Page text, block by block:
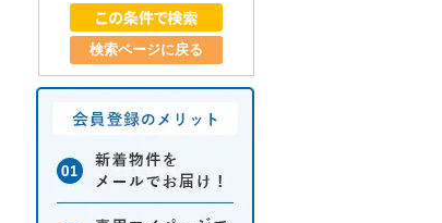
検索ページに戻る